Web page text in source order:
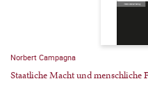
Norbert Campagna
Staatliche Macht und menschliche